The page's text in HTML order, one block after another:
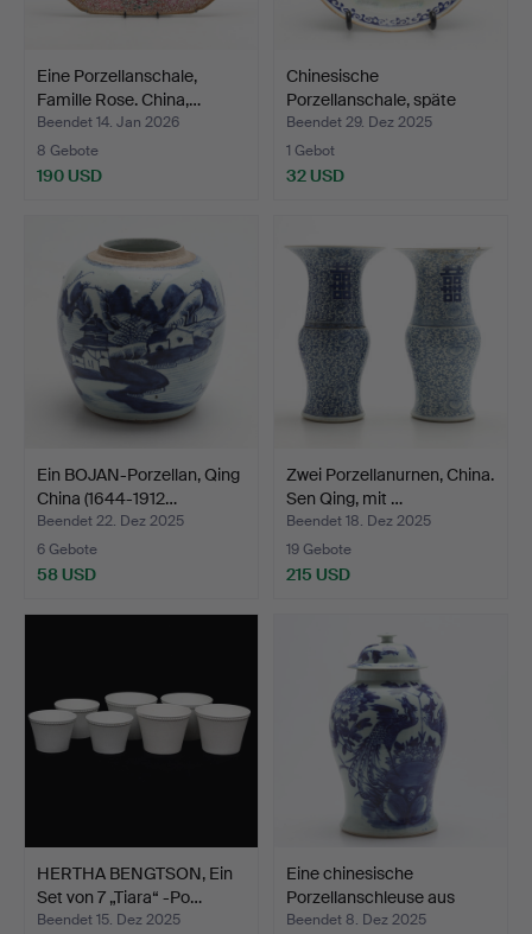
Eine Porzellanschale,
Famille Rose. China,…
Beendet 14. Jan 2026
8 Gebote
190 USD
Chinesische
Porzellanschale, späte
Qing-Dy…
Beendet 29. Dez 2025
1 Gebot
32 USD
Ein BOJAN-Porzellan, Qing
China (1644-1912…
Beendet 22. Dez 2025
6 Gebote
58 USD
Zwei Porzellanurnen, China.
Sen Qing, mit …
Beendet 18. Dez 2025
19 Gebote
215 USD
HERTHA BENGTSON, Ein
Set von 7 „Tiara“ -Po…
Beendet 15. Dez 2025
Eine chinesische
Porzellanschleuse aus
dem…
Beendet 8. Dez 2025